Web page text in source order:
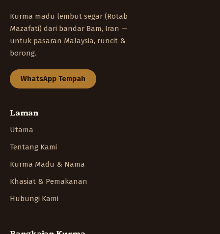
Kurma madu lembut segar (Rotab
Mazafati) dari bandar Bam, Iran —
untuk pasaran Malaysia, runcit &
borong.
WhatsApp Tempah
Laman
Utama
Tentang Kami
Kurma Madu & Nama
Khasiat & Pemakanan
Hubungi Kami